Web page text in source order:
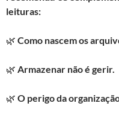
leituras:
🌿 Como nascem os
🌿 Armazenar não é gerir.
🌿 O perigo da